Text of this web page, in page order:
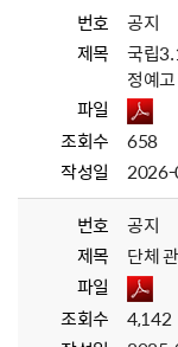
번호
공지
제목
국립
정예고
파일
조회수
658
작성일
번호
공지
제목
단체
파일
조회수
4,142